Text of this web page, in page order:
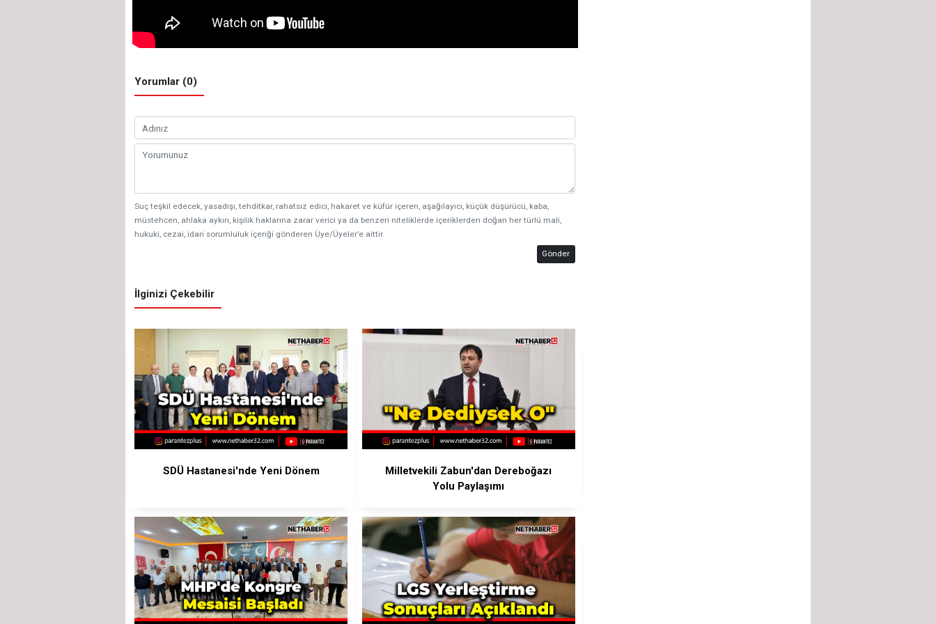
Yorumlar (0)
Suç teşkil edecek, yasadışı, tehditkar, rahatsız edici, hakaret ve küfür içeren, aşağılayıcı, küçük düşürücü, kaba,
müstehcen, ahlaka aykırı, kişilik haklarına zarar verici ya da benzeri niteliklerde içeriklerden doğan her türlü mali,
hukuki, cezai, idari sorumluluk içeriği gönderen Üye/Üyeler’e aittir.
Gönder
İlginizi Çekebilir
SDÜ Hastanesi'nde Yeni Dönem
Milletvekili Zabun'dan Dereboğazı
Yolu Paylaşımı